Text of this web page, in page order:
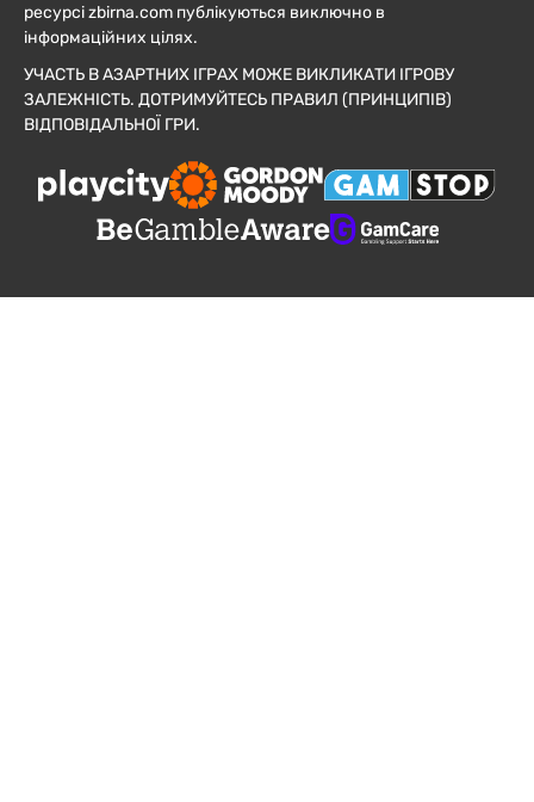
ресурсі zbirna.com публікуються виключно в
інформаційних цілях.
УЧАСТЬ В АЗАРТНИХ ІГРАХ МОЖЕ ВИКЛИКАТИ ІГРОВУ
ЗАЛЕЖНІСТЬ. ДОТРИМУЙТЕСЬ ПРАВИЛ (ПРИНЦИПІВ)
ВІДПОВІДАЛЬНОЇ ГРИ.